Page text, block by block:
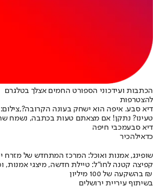
הכתבות ועידכוני הספורט החמים אצלך בטלגרם
להצטרפות
דיא סבע. איפה הוא ישחק בעונה הקרובה?,צילום:
טעינו? נתקן! אם מצאתם טעות בכתבה, נשמח
דיא סבעמכבי חיפה
כדאילהכיר
שופינג, אמנות ואוכל: המרכז המתחדש של מזרח
קפיצה קטנה לחו"ל: טיילת חדשה, מיצגי אמנות,
בהשקעה של 100 מיליון ₪
בשיתוף עיריית ירושלים